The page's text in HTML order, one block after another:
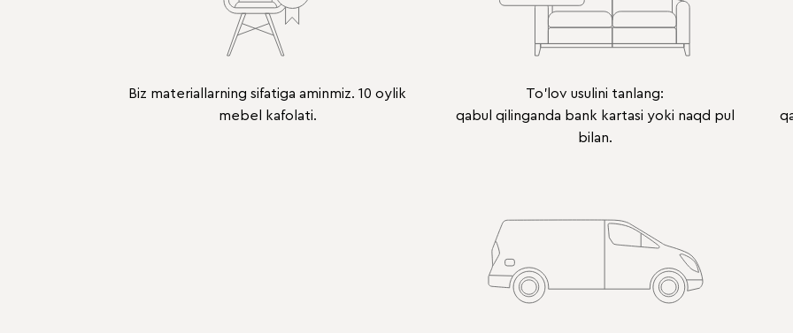
Biz materiallarning sifatiga aminmiz. 10 oylik
mebel kafolati.
To'lov usulini tanlang:
qabul qilinganda bank kartasi yoki naqd pul
bilan.